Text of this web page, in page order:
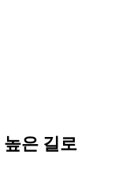
은 길로